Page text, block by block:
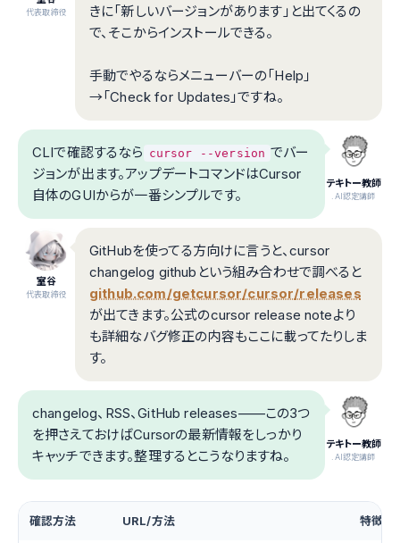
代表取締役
きに「新しいバージョンがあります」と出てくるの
で、そこからインストールできる。
手動でやるならメニューバーの「Help」
→「Check for Updates」ですね。
テキトー教師
.AI認定講師
CLIで確認するなら cursor --version でバー
ジョンが出ます。アップデートコマンドはCursor
自体のGUIからが一番シンプルです。
室谷
代表取締役
GitHubを使ってる方向けに言うと、cursor
changelog githubという組み合わせで調べると
github.com/getcursor/cursor/releases
が出てきます。公式のcursor release noteより
も詳細なバグ修正の内容もここに載ってたりしま
す。
テキトー教師
.AI認定講師
changelog、RSS、GitHub releases——この3つ
を押さえておけばCursorの最新情報をしっかり
キャッチできます。整理するとこうなりますね。
確認方法 URL/方法 特徴